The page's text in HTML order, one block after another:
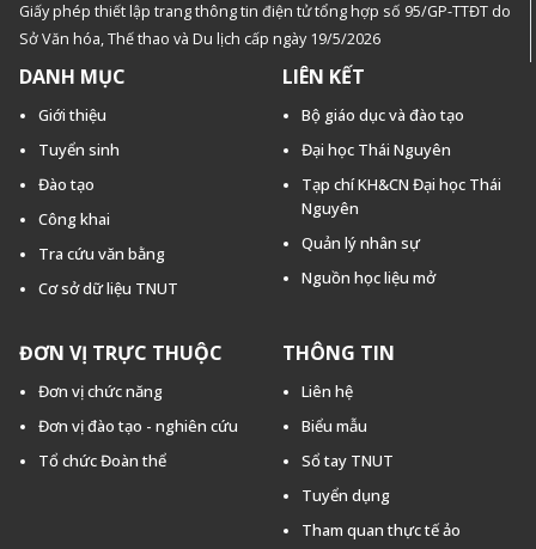
Giấy phép thiết lập trang thông tin điện tử tổng hợp số 95/GP-TTĐT do
Sở Văn hóa, Thế thao và Du lịch cấp ngày 19/5/2026
DANH MỤC
Giới thiệu
Tuyển sinh
Đào tạo
Công khai
Tra cứu văn bằng
Cơ sở dữ liệu TNUT
LIÊN KẾT
Bộ giáo dục và đào tạo
Đại học Thái Nguyên
Tạp chí KH&CN Đại học Thái
Nguyên
Quản lý nhân sự
Nguồn học liệu mở
ĐƠN VỊ TRỰC THUỘC
Đơn vị chức năng
Đơn vị đào tạo - nghiên cứu
Tổ chức Đoàn thể
THÔNG TIN
Liên hệ
Biểu mẫu
Sổ tay TNUT
Tuyển dụng
Tham quan thực tế ảo